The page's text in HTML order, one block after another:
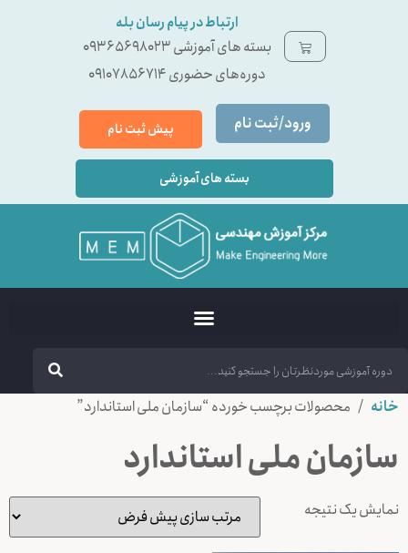
ارتباط در پیام رسان بله
بسته ‌های آموزشی 09365698023
دوره‌های حضوری 09107856714
ورود/ثبت نام پیش ثبت نام
بسته های آموزشی
خانه / محصولات برچسب خورده “سازمان ملی استاندارد”
سازمان ملی استاندارد
نمایش یک نتیجه